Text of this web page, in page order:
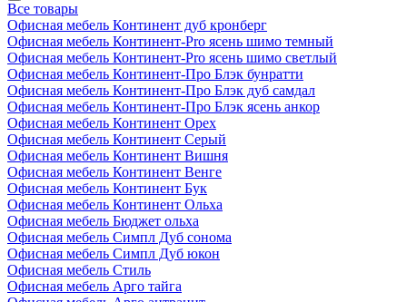
Все товары
Офисная мебель Континент дуб кронберг
Офисная мебель Континент-Pro ясень шимо темный
Офисная мебель Континент-Pro ясень шимо светлый
Офисная мебель Континент-Про Блэк бунратти
Офисная мебель Континент-Про Блэк дуб самдал
Офисная мебель Континент-Про Блэк ясень анкор
Офисная мебель Континент Орех
Офисная мебель Континент Серый
Офисная мебель Континент Вишня
Офисная мебель Континент Венге
Офисная мебель Континент Бук
Офисная мебель Континент Ольха
Офисная мебель Бюджет ольха
Офисная мебель Симпл Дуб сонома
Офисная мебель Симпл Дуб юкон
Офисная мебель Стиль
Офисная мебель Арго тайга